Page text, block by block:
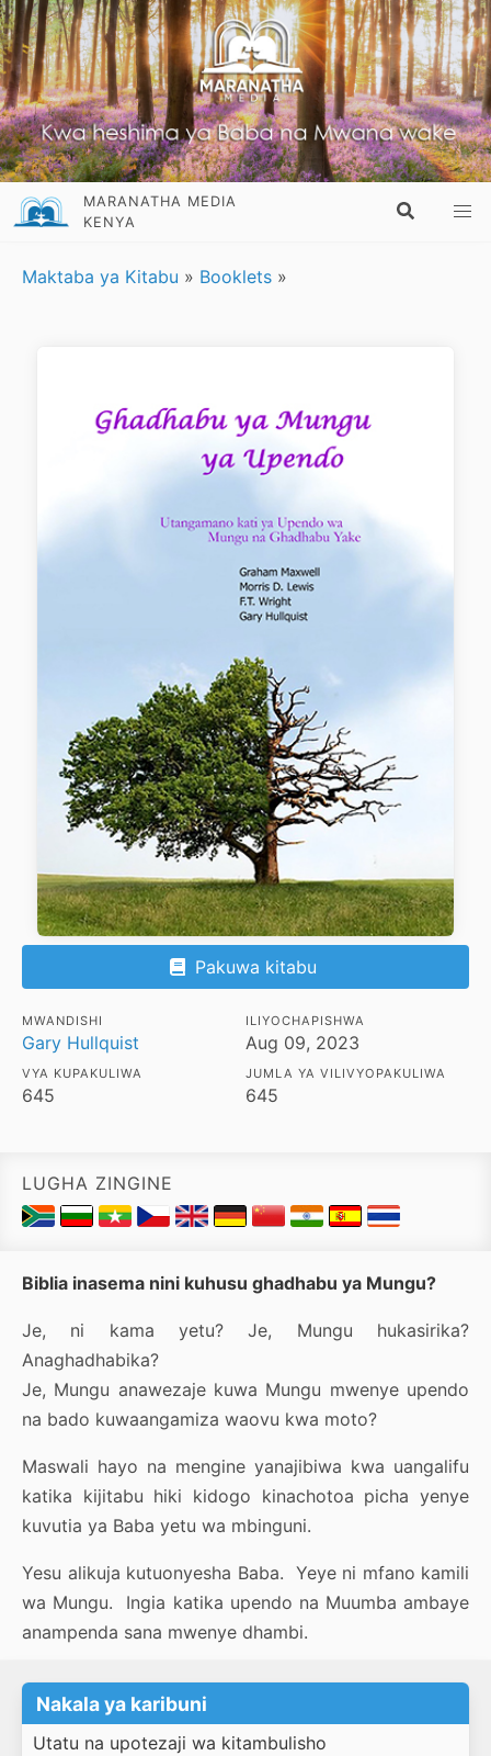
MARANATHA MEDIA
KENYA
Maktaba ya Kitabu » Booklets »
Pakuwa kitabu
MWANDISHI
Gary Hullquist
ILIYOCHAPISHWA
Aug 09, 2023
VYA KUPAKULIWA
645
JUMLA YA VILIVYOPAKULIWA
645
LUGHA ZINGINE
Biblia inasema nini kuhusu ghadhabu ya Mungu?
Je, ni kama yetu? Je, Mungu hukasirika?
Anaghadhabika?
Je, Mungu anawezaje kuwa Mungu mwenye upendo
na bado kuwaangamiza waovu kwa moto?
Maswali hayo na mengine yanajibiwa kwa uangalifu
katika kijitabu hiki kidogo kinachotoa picha yenye
kuvutia ya Baba yetu wa mbinguni.
Yesu alikuja kutuonyesha Baba. Yeye ni mfano kamili
wa Mungu. Ingia katika upendo na Muumba ambaye
anampenda sana mwenye dhambi.
Nakala ya karibuni
Utatu na upotezaji wa kitambulisho